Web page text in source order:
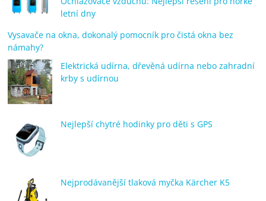
letní dny
Vysavače na okna, dokonalý pomocník pro čistá okna bez
námahy?
Elektrická udírna, dřevěná udírna nebo zahradní
krby s udírnou
Nejlepší chytré hodinky pro děti s GPS
Nejprodávanější tlaková myčka Kärcher K5